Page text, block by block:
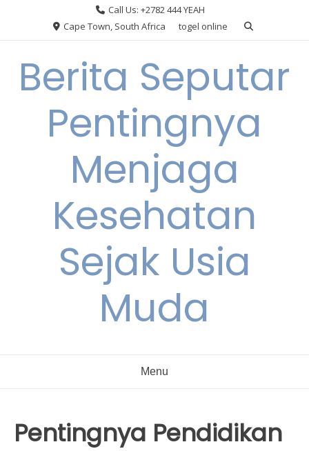
Call Us: +2782 444 YEAH
Cape Town, South Africa
togel online
Berita Seputar
Pentingnya
Menjaga
Kesehatan
Sejak Usia
Muda
Menu
Pentingnya Pendidikan